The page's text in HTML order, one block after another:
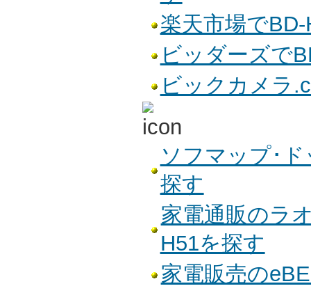
楽天市場で
ビッダーズで
ビックカメラ
ソフマップ･
探す
家電通販のラ
H51を探す
家電販売の